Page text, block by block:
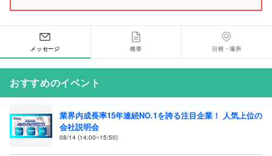
メッセージ 概要 日程・場所
おすすめのイベント
業界内成長率15年連続NO.1を誇る注目企業！ 人気上位の
会社説明会
08/14 (14:00~15:50)